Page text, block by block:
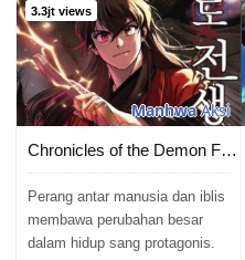
3.3jt views
ManhwaAksi
Chronicles of the Demon Faction
Perang antar manusia dan iblis
membawa perubahan besar
dalam hidup sang protagonis.